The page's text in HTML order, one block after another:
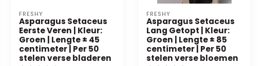
FRESHY
Asparagus Setaceus
Eerste Veren | Kleur:
Groen | Lengte ± 45
centimeter | Per 50
stelen verse bladeren
FRESHY
Asparagus Setaceus
Lang Getopt | Kleur:
Groen | Lengte ± 85
centimeter | Per 50
stelen verse bloemen